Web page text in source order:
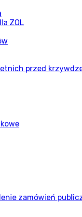
ZOL
przed
zamówień